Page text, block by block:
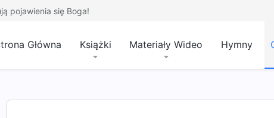
pojawienia się Boga!
Główna Książki Materiały Wideo Hymny